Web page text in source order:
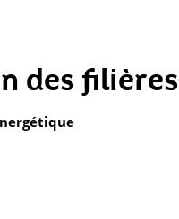
des filières